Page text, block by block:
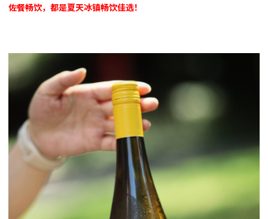
佐餐畅饮，都是夏天冰镇畅饮佳选！